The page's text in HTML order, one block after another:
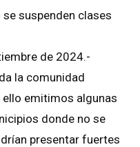
suspenden clases
de 2024.-
la comunidad
emitimos algunas
donde no se
presentar fuertes